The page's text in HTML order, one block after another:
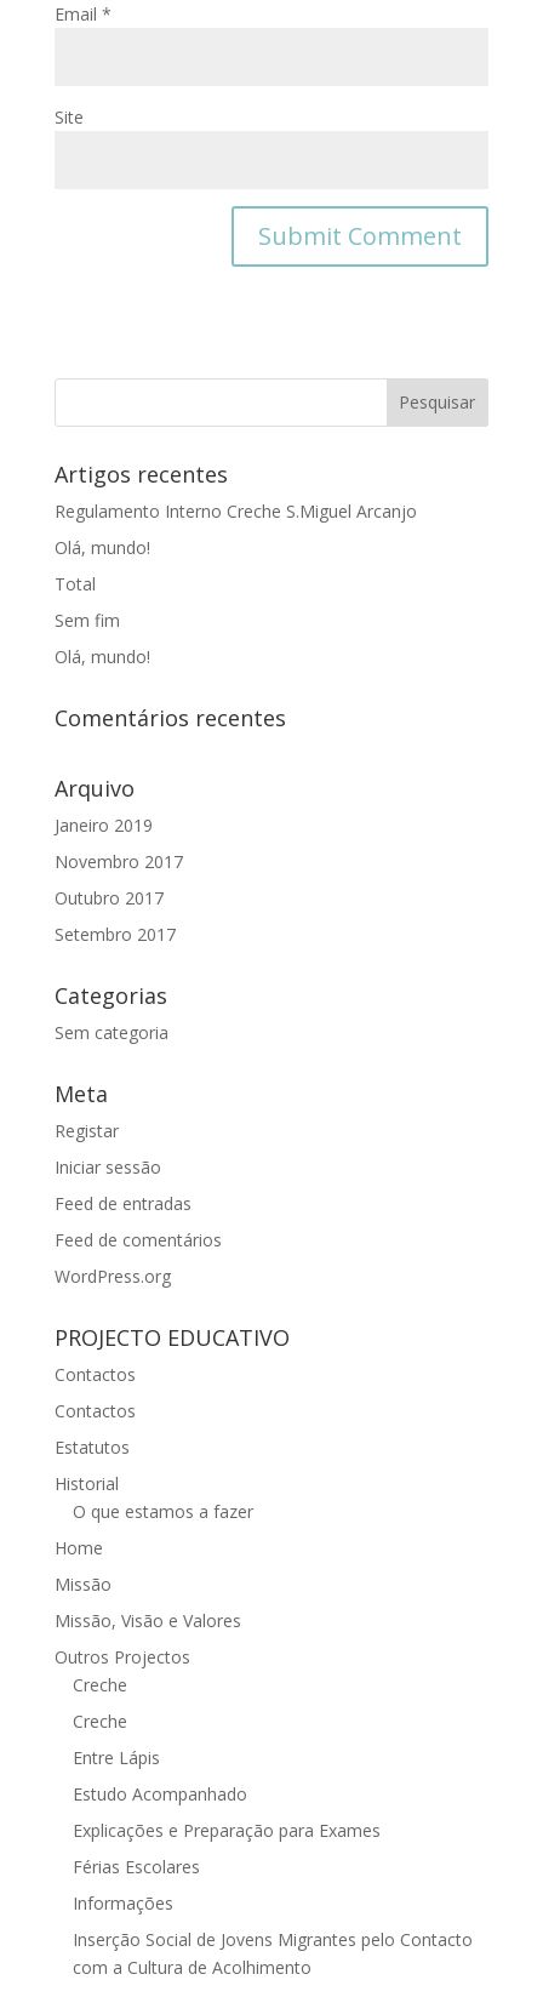
Email *
Site
Artigos recentes
Regulamento Interno Creche S.Miguel Arcanjo
Olá, mundo!
Total
Sem fim
Olá, mundo!
Comentários recentes
Arquivo
Janeiro 2019
Novembro 2017
Outubro 2017
Setembro 2017
Categorias
Sem categoria
Meta
Registar
Iniciar sessão
Feed de entradas
Feed de comentários
WordPress.org
PROJECTO EDUCATIVO
Contactos
Contactos
Estatutos
Historial
O que estamos a fazer
Home
Missão
Missão, Visão e Valores
Outros Projectos
Creche
Creche
Entre Lápis
Estudo Acompanhado
Explicações e Preparação para Exames
Férias Escolares
Informações
Inserção Social de Jovens Migrantes pelo Contacto
com a Cultura de Acolhimento